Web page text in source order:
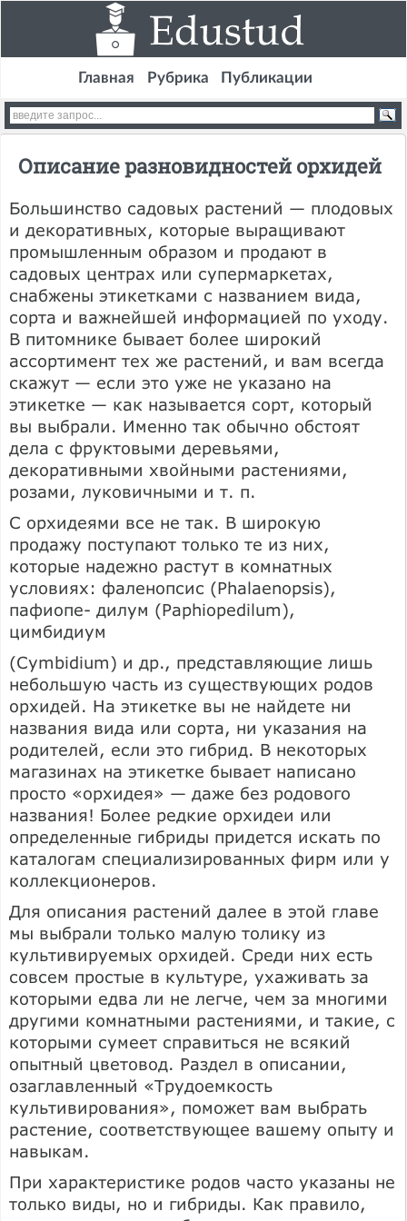
Главная Рубрика Публикации
Описание разновидностей орхидей
Большинство садовых растений — плодовых
и декоративных, которые выращивают
промышленным образом и продают в
садовых центрах или супермаркетах,
снабжены этикетками с названием вида,
сорта и важнейшей информацией по уходу.
В питомнике бывает более широкий
ассортимент тех же растений, и вам всегда
скажут — если это уже не указано на
этикетке — как называется сорт, который
вы выбрали. Именно так обычно обстоят
дела с фруктовыми деревьями,
декоративными хвойными растениями,
розами, луковичными и т. п.
С орхидеями все не так. В широкую
продажу поступают только те из них,
которые надежно растут в комнатных
условиях: фаленопсис (Phalaenopsis),
пафиопе- дилум (Paphiopedilum),
цимбидиум
(Cymbidium) и др., представляющие лишь
небольшую часть из существующих родов
орхидей. На этикетке вы не найдете ни
названия вида или сорта, ни указания на
родителей, если это гибрид. В некоторых
магазинах на этикетке бывает написано
просто «орхидея» — даже без родового
названия! Более редкие орхидеи или
определенные гибриды придется искать по
каталогам специализированных фирм или у
коллекционеров.
Для описания растений далее в этой главе
мы выбрали только малую толику из
культивируемых орхидей. Среди них есть
совсем простые в культуре, ухаживать за
которыми едва ли не легче, чем за многими
другими комнатными растениями, и такие, с
которыми сумеет справиться не всякий
опытный цветовод. Раздел в описании,
озаглавленный «Трудоемкость
культивирования», поможет вам выбрать
растение, соответствующее вашему опыту и
навыкам.
При характеристике родов часто указаны не
только виды, но и гибриды. Как правило,